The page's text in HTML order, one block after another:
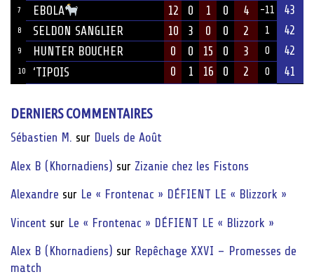
7 EBOLA 12 0 1 0 4 -11 43
8 SELDON SANGLIER 10 3 0 0 2 1 42
9 HUNTER BOUCHER 0 0 15 0 3 0 42
10 ‘TIPOIS 0 1 16 0 2 0 41
DERNIERS COMMENTAIRES
Sébastien M. sur Duels de Août
Alex B (Khornadiens) sur Zizanie chez les Fistons
Alexandre sur Le « Frontenac » DÉFIENT LE « Blizzork »
Vincent sur Le « Frontenac » DÉFIENT LE « Blizzork »
Alex B (Khornadiens) sur Repêchage XXVI – Promesses de
match